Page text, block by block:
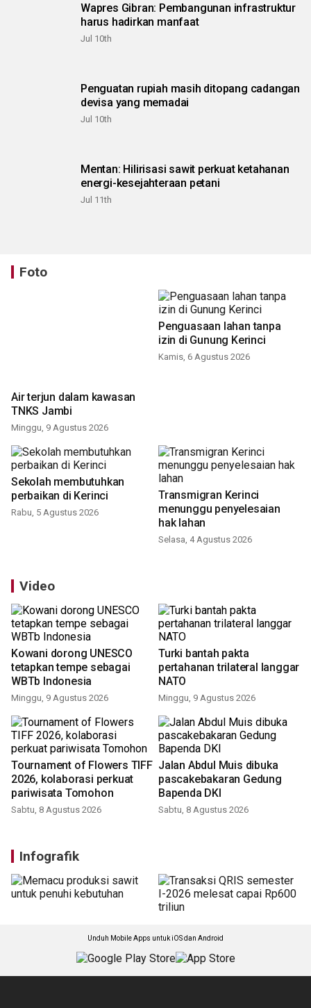
Wapres Gibran: Pembangunan infrastruktur
harus hadirkan manfaat
Jul 10th
Penguatan rupiah masih ditopang cadangan
devisa yang memadai
Jul 10th
Mentan: Hilirisasi sawit perkuat ketahanan
energi-kesejahteraan petani
Jul 11th
Foto
Air terjun dalam kawasan
TNKS Jambi
Minggu, 9 Agustus 2026
Penguasaan lahan tanpa
izin di Gunung Kerinci
Kamis, 6 Agustus 2026
Sekolah membutuhkan
perbaikan di Kerinci
Rabu, 5 Agustus 2026
Transmigran Kerinci
menunggu penyelesaian
hak lahan
Selasa, 4 Agustus 2026
Video
Kowani dorong UNESCO
tetapkan tempe sebagai
WBTb Indonesia
Minggu, 9 Agustus 2026
Turki bantah pakta
pertahanan trilateral langgar
NATO
Minggu, 9 Agustus 2026
Tournament of Flowers TIFF
2026, kolaborasi perkuat
pariwisata Tomohon
Sabtu, 8 Agustus 2026
Jalan Abdul Muis dibuka
pascakebakaran Gedung
Bapenda DKI
Sabtu, 8 Agustus 2026
Infografik
Unduh Mobile Apps untuk iOS dan Android